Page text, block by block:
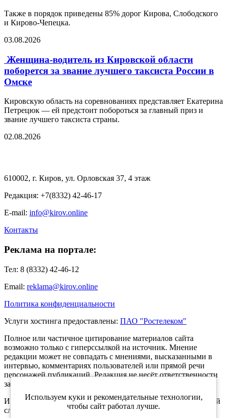
Также в порядок приведены 85% дорог Кирова, Слободского
и Кирово-Чепецка.
03.08.2026
Женщина-водитель из Кировской области
поборется за звание лучшего таксиста России в
Омске
Кировскую область на соревнованиях представляет Екатерина
Петрецюк — ей предстоит побороться за главный приз и
звание лучшего таксиста страны.
02.08.2026
610002, г. Киров, ул. Орловская 37, 4 этаж
Редакция: +7(8332) 42-46-17
E-mail: info@kirov.online
Контакты
Реклама на портале:
Тел: 8 (8332) 42-46-12
Email: reklama@kirov.online
Политика конфиденциальности
Услуги хостинга предоставлены: ПАО "Ростелеком"
Полное или частичное цитирование материалов сайта
возможно только с гиперссылкой на источник. Мнение
редакции может не совпадать с мнениями, высказанными в
интервью, комментариях пользователей или прямой речи
персонажей публикаций. Редакция не несёт ответственности
за текст комментариев читателей.
Интернет-портал Kirov.online зарегистрирован в Федеральной
службе по надзору в сфере связи, информационных
Используем куки и рекомендательные технологии,
чтобы сайт работал лучше.